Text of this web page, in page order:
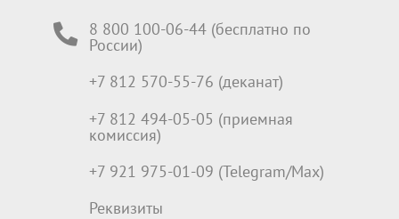
8 800 100-06-44 (бесплатно по
России)
+7 812 570-55-76 (деканат)
+7 812 494-05-05 (приемная
комиссия)
+7 921 975-01-09 (Telegram/Max)
Реквизиты